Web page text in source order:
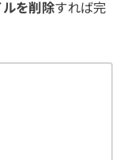
を削除すれば完